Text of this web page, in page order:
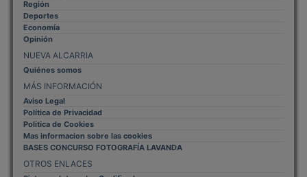
Deportes
Economía
Opinión
NUEVA ALCARRIA
Quiénes somos
MÁS INFORMACIÓN
Aviso Legal
Política de Privacidad
Politica de Cookies
Mas informacion sobre las cookies
BASES CONCURSO FOTOGRAFÍA LAVANDA
Sistemas Integrales Cualificados